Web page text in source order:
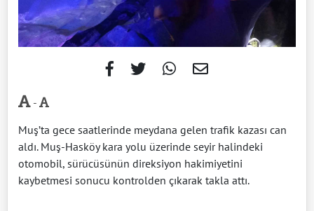
-
Muş’ta gece saatlerinde meydana gelen trafik kazası can
aldı. Muş-Hasköy kara yolu üzerinde seyir halindeki
otomobil, sürücüsünün direksiyon hakimiyetini
kaybetmesi sonucu kontrolden çıkarak takla attı.